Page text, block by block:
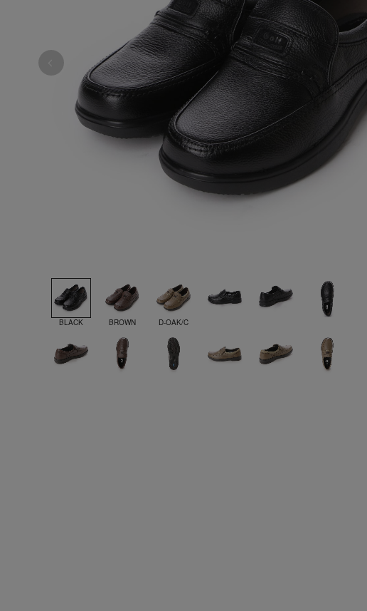
BLACK BROWN D-OAK/C